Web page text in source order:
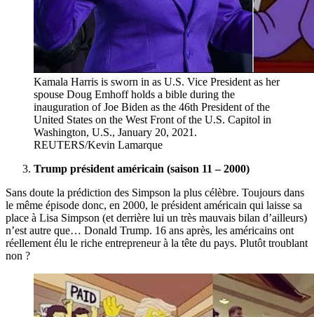
Kamala Harris is sworn in as U.S. Vice President as her
spouse Doug Emhoff holds a bible during the
inauguration of Joe Biden as the 46th President of the
United States on the West Front of the U.S. Capitol in
Washington, U.S., January 20, 2021.
REUTERS/Kevin Lamarque
Trump président américain (saison 11 – 2000)
Sans doute la prédiction des Simpson la plus célèbre. Toujours dans
le même épisode donc, en 2000, le président américain qui laisse sa
place à Lisa Simpson (et derrière lui un très mauvais bilan d’ailleurs)
n’est autre que… Donald Trump. 16 ans après, les américains ont
réellement élu le riche entrepreneur à la tête du pays. Plutôt troublant
non ?